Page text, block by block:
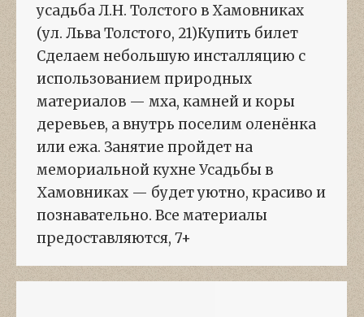
усадьба Л.Н. Толстого в Хамовниках
(ул. Льва Толстого, 21)Купить билет
Сделаем небольшую инсталляцию с
использованием природных
материалов — мха, камней и коры
деревьев, а внутрь поселим оленёнка
или ежа. Занятие пройдет на
мемориальной кухне Усадьбы в
Хамовниках — будет уютно, красиво и
познавательно. Все материалы
предоставляются, 7+